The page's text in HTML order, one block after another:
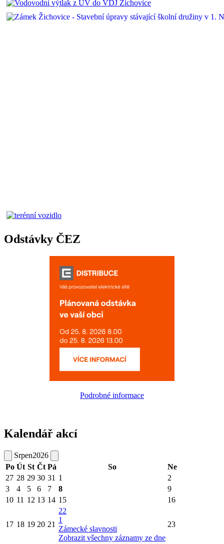
Odstávky ČEZ
Podrobné informace
Kalendář akcí
Srpen2026
Po Út St Čt Pá So
Ne
27 28 29 30 31 1
2
3
4 5 6 7 8
9
10 11 12 13 14 15 16
17 18 19 20 21
22
1
Zámecké slavnosti
Zobrazit všechny záznamy ze dne
23